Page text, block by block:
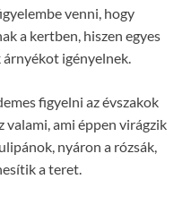
venni, hogy
a kertben, hiszen egyes
igényelnek.
figyelni az évszakok
valami, ami éppen virágzik
nyáron a rózsák,
a teret.